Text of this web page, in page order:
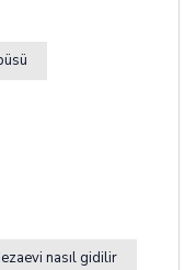
nasıl gidilir